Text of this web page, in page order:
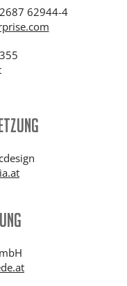
62944-4